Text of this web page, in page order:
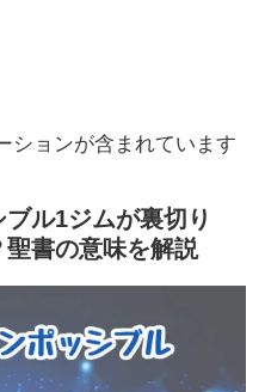
ションが含まれています
ル1ジムが裏切り
書の意味を解説